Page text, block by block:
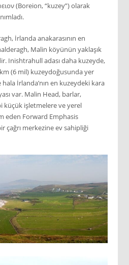
(Boreion, “kuzey”) olarak
İrlanda anakarasının en
Malin köyünün yaklaşık
Inishtrahull adası daha kuzeyde,
(6 mil) kuzeydoğusunda yer
İrlanda’nın en kuzeydeki kara
var. Malin Head, barlar,
küçük işletmelere ve yerel
eden Forward Emphasis
çağrı merkezine ev sahipliği